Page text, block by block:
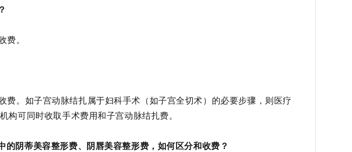
费。
费。 如子宫动脉结扎属于妇科手术 （如子宫全切术） 的必要步骤，则医疗
构可同时收取手术费用和子宫动脉结扎费。
阴蒂美容整形费、阴唇美容整形费，如何区分和收费？